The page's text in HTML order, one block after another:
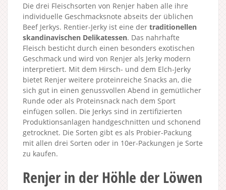
Die drei Fleischsorten von Renjer haben alle ihre
individuelle Geschmacksnote abseits der üblichen
Beef Jerkys. Rentier-Jerky ist eine der traditionellen
skandinavischen Delikatessen. Das nahrhafte
Fleisch besticht durch einen besonders exotischen
Geschmack und wird von Renjer als Jerky modern
interpretiert. Mit dem Hirsch- und dem Elch-Jerky
bietet Renjer weitere proteinreiche Snacks an, die
sich gut in einen genussvollen Abend in gemütlicher
Runde oder als Proteinsnack nach dem Sport
einfügen sollen. Die Jerkys sind in zertifizierten
Produktionsanlagen handgeschnitten und schonend
getrocknet. Die Sorten gibt es als Probier-Packung
mit allen drei Sorten oder in 10er-Packungen je Sorte
zu kaufen.
Renjer in der Höhle der Löwen